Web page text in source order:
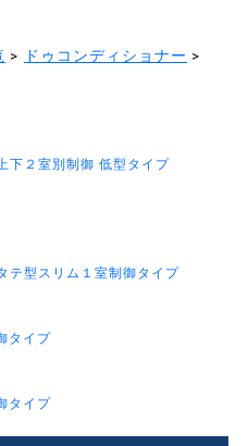
> ドゥコンディショナー >
下２室別制御 低型タイプ
テ型スリム１室制御タイプ
タイプ
タイプ